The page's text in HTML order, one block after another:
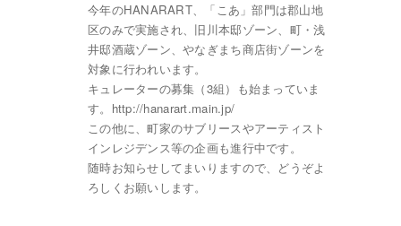
今年のHANARART、「こあ」部門は郡山地
区のみで実施され、旧川本邸ゾーン、町・浅
井邸酒蔵ゾーン、やなぎまち商店街ゾーンを
対象に行われいます。
キュレーターの募集（3組）も始まっていま
す。http://hanarart.main.jp/
この他に、町家のサブリースやアーティスト
インレジデンス等の企画も進行中です。
随時お知らせしてまいりますので、どうぞよ
ろしくお願いします。